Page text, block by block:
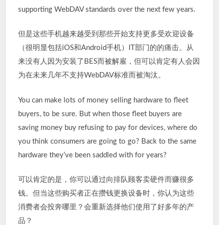
supporting WebDAV standards over the next few years.
但是这些手机越来越受到那些开始支持更多受欢迎设备
（很明显包括iOS和Android手机）IT部门的的痛击。从
来没有人因为安装了BES而被解雇，但可以肯定有人会因
为在未来几年不支持WebDAV标准而被淘汰。
You can make lots of money selling hardware to fleet
buyers, to be sure. But when those fleet buyers are
saving money buy refusing to pay for devices, where do
you think consumers are going to go? Back to the same
hardware they’ve been saddled with for years?
可以肯定的是，你可以通过向排队顾客卖硬件而赚很多
钱。但当这些购买者正在攒钱更换设备时，你认为这些
消费者会投奔哪里？会重新选择他们使用了好多年的产
品？